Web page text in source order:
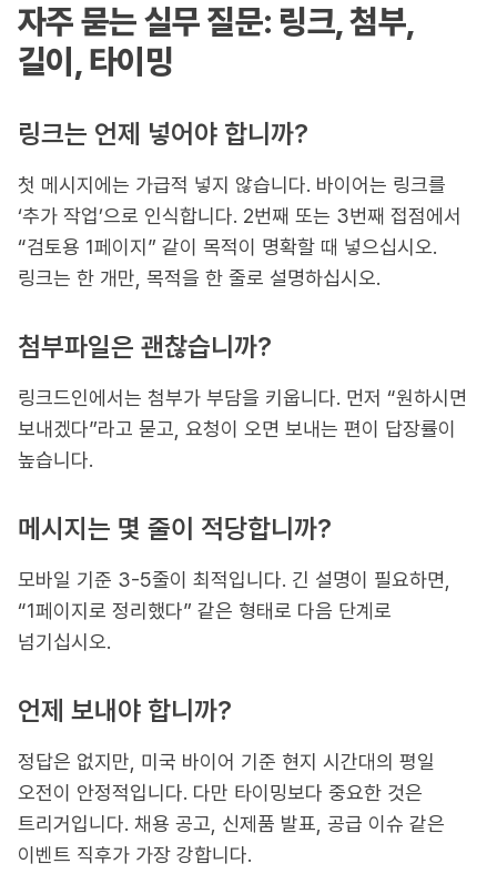
자주 묻는 실무 질문: 링크, 첨부,
길이, 타이밍
링크는 언제 넣어야 합니까?
첫 메시지에는 가급적 넣지 않습니다. 바이어는 링크를
‘추가 작업’으로 인식합니다. 2번째 또는 3번째 접점에서
“검토용 1페이지” 같이 목적이 명확할 때 넣으십시오.
링크는 한 개만, 목적을 한 줄로 설명하십시오.
첨부파일은 괜찮습니까?
링크드인에서는 첨부가 부담을 키웁니다. 먼저 “원하시면
보내겠다”라고 묻고, 요청이 오면 보내는 편이 답장률이
높습니다.
메시지는 몇 줄이 적당합니까?
모바일 기준 3-5줄이 최적입니다. 긴 설명이 필요하면,
“1페이지로 정리했다” 같은 형태로 다음 단계로
넘기십시오.
언제 보내야 합니까?
정답은 없지만, 미국 바이어 기준 현지 시간대의 평일
오전이 안정적입니다. 다만 타이밍보다 중요한 것은
트리거입니다. 채용 공고, 신제품 발표, 공급 이슈 같은
이벤트 직후가 가장 강합니다.